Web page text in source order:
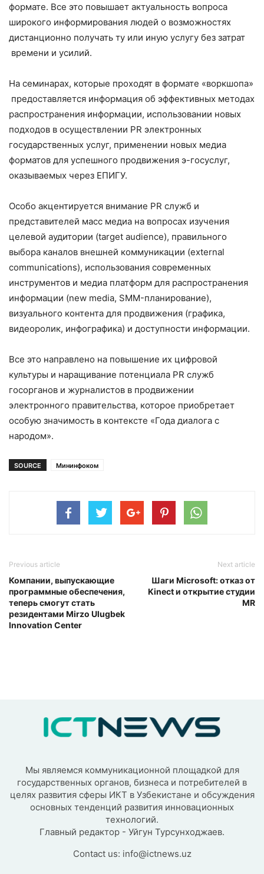
формате. Все это повышает актуальность вопроса
широкого информирования людей о возможностях
дистанционно получать ту или иную услугу без затрат
времени и усилий.
На семинарах, которые проходят в формате «воркшопа»
предоставляется информация об эффективных методах
распространения информации, использовании новых
подходов в осуществлении PR электронных
государственных услуг, применении новых медиа
форматов для успешного продвижения э-госуслуг,
оказываемых через ЕПИГУ.
Особо акцентируется внимание PR служб и
представителей масс медиа на вопросах изучения
целевой аудитории (target audience), правильного
выбора каналов внешней коммуникации (external
communications), использования современных
инструментов и медиа платформ для распространения
информации (new media, SMM-планирование),
визуального контента для продвижения (графика,
видеоролик, инфографика) и доступности информации.
Все это направлено на повышение их цифровой
культуры и наращивание потенциала PR служб
госорганов и журналистов в продвижении
электронного правительства, которое приобретает
особую значимость в контексте «Года диалога с
народом».
SOURCE Мининфоком
Previous article
Компании, выпускающие
программные обеспечения,
теперь смогут стать
резидентами Mirzo Ulugbek
Innovation Center
Next article
Шаги Microsoft: отказ от
Kinect и открытие студии
MR
Мы являемся коммуникационной площадкой для
государственных органов, бизнеса и потребителей в
целях развития сферы ИКТ в Узбекистане и обсуждения
основных тенденций развития инновационных
технологий.
Главный редактор - Уйгун Турсунходжаев.
Contact us: info@ictnews.uz